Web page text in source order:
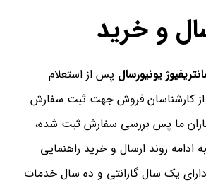
و خرید
یونیورسال پس از استعلام
از کارشناسان فروش جهت ثبت سفارش
ما پس بررسی سفارش ثبت شده،
ادامه روند ارسال و خرید راهنمایی
یک سال گارانتی و ده سال خدمات